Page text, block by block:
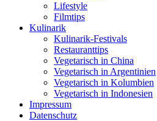
Lifestyle
Filmtips
Kulinarik
Kulinarik-Festivals
Restauranttips
Vegetarisch in China
Vegetarisch in Argentinien
Vegetarisch in Kolumbien
Vegetarisch in Indonesien
Impressum
Datenschutz